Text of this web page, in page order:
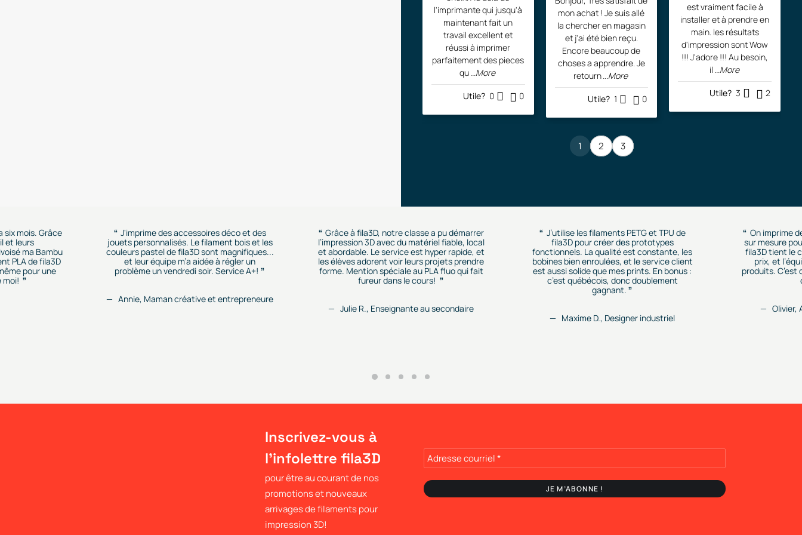
.
0
0
$
.
l'imprimante qui jusqu'à
maintenant fait un
travail excellent et
réussi à imprimer
parfaitement des pieces
qu...More
Utile? 0 0
mon achat ! Je suis allé
la chercher en magasin
et j'ai été bien reçu.
Encore beaucoup de
choses a apprendre. Je
retourn...More
Utile? 1 0
est vraiment facile à
installer et à prendre en
main. les résultats
d'impression sont Wow
!!! J'adore !!! Au besoin,
il ...More
Utile? 3 2
1 2 3
six mois. Grâce
et leurs
ma Bambu
PLA de fila3D
pour une
moi!
J'imprime des accessoires déco et des
jouets personnalisés. Le filament bois et les
couleurs pastel de fila3D sont magnifiques...
et leur équipe m’a aidée à régler un
problème un vendredi soir. Service A+!
Annie, Maman créative et entrepreneure
Grâce à fila3D, notre classe a pu démarrer
l’impression 3D avec du matériel fiable, local
et abordable. Le service est hyper rapide, et
les élèves adorent voir leurs projets prendre
forme. Mention spéciale au PLA fluo qui fait
fureur dans le cours!
Julie R., Enseignante au secondaire
J’utilise les filaments PETG et TPU de
fila3D pour créer des prototypes
fonctionnels. La qualité est constante, les
bobines bien enroulées, et le service client
est aussi solide que mes prints. En bonus :
c’est québécois, donc doublement
gagnant.
Maxime D., Designer industriel
On imprime
sur mesure
fila3D tient le
prix, et
produits. C’est
Olivier,
Inscrivez-vous à
l'infolettre fila3D
pour être au courant de nos
promotions et nouveaux
arrivages de filaments pour
impression 3D!